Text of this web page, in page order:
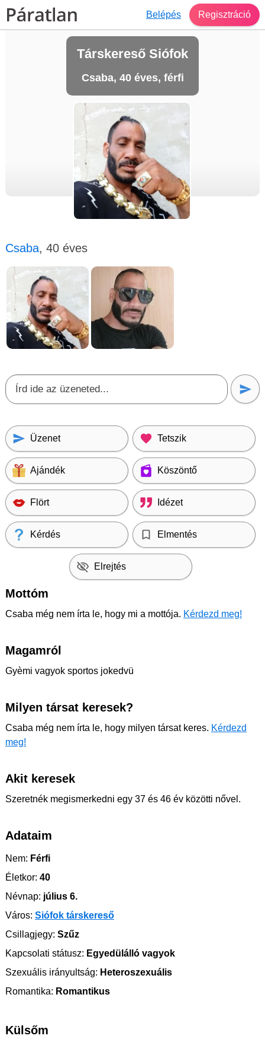
Belépés Regisztráció
Társkereső Siófok
Csaba, 40 éves, férfi
Csaba, 40 éves
Üzenet Tetszik
Ajándék Köszöntő
Flört Idézet
Kérdés Elmentés
Elrejtés
Mottóm
Csaba még nem írta le, hogy mi a mottója. Kérdezd meg!
Magamról
Gyèmi vagyok sportos jokedvü
Milyen társat keresek?
Csaba még nem írta le, hogy milyen társat keres. Kérdezd
meg!
Akit keresek
Szeretnék megismerkedni egy 37 és 46 év közötti nővel.
Adataim
Nem: Férfi
Életkor: 40
Névnap: július 6.
Város: Siófok társkereső
Csillagjegy: Szűz
Kapcsolati státusz: Egyedülálló vagyok
Szexuális irányultság: Heteroszexuális
Romantika: Romantikus
Külsőm